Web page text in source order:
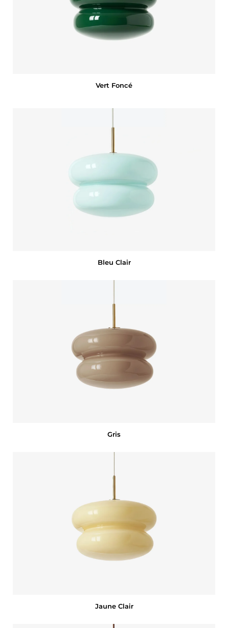
Vert Foncé
Bleu Clair
Gris
Jaune Clair